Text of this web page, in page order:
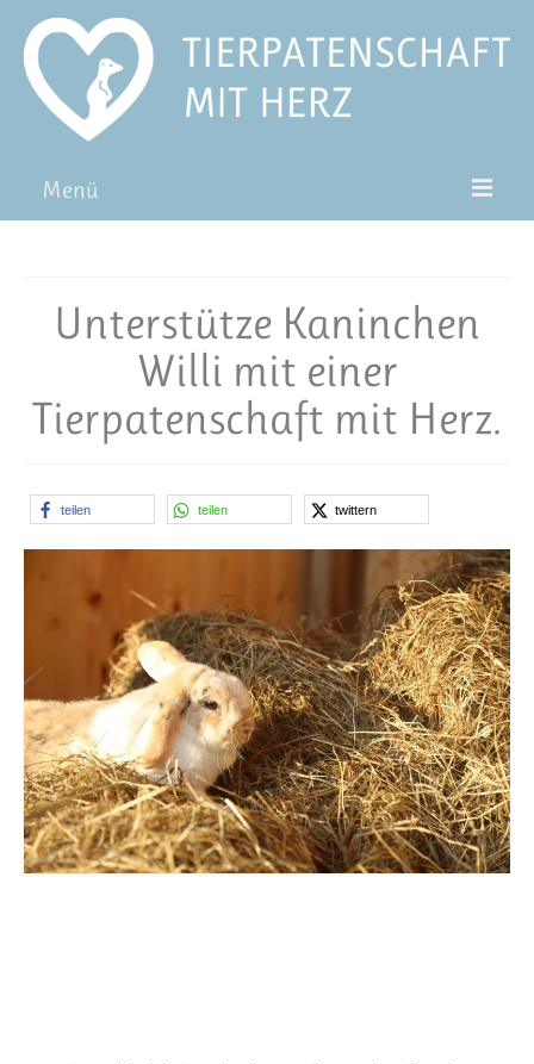
Menü
Pat*in werden
Patenschaft verschenken
Blog
Unterstütze Kaninchen
Willi mit einer
Tierpatenschaft mit Herz.
teilen teilen twittern